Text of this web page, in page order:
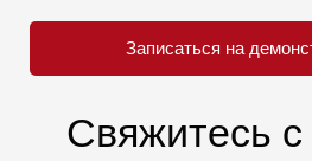
Свяжитесь
Записаться на